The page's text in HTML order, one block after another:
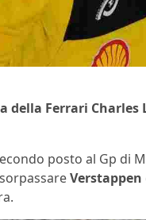
della Ferrari
posto al Gp di
Verstappen